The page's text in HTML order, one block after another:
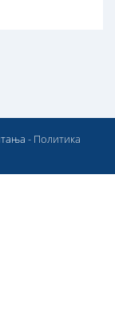
- Политика